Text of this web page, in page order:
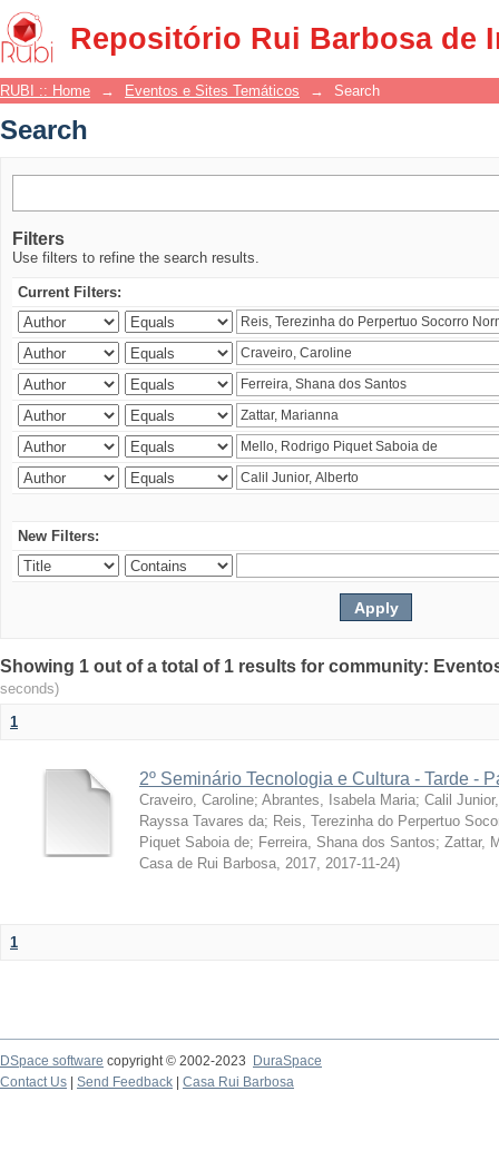
Repositório Rui Barbosa de
Search
RUBI :: Home → Eventos e Sites Temáticos → Search
Search
Filters
Use filters to refine the search results.
Current Filters:
New Filters:
Showing 1 out of a total of 1 results for community:
seconds)
1
2º Seminário Tecnologia e Cultura - Tarde -
Craveiro, Caroline; Abrantes, Isabela Maria; Calil
Rayssa Tavares da; Reis, Terezinha do Perpertuo
Piquet Saboia de; Ferreira, Shana dos Santos; Zattar,
Casa de Rui Barbosa, 2017, 2017-11-24)
1
DSpace software copyright © 2002-2023
DuraSpace
Contact Us
Send Feedback Casa Rui Barbosa